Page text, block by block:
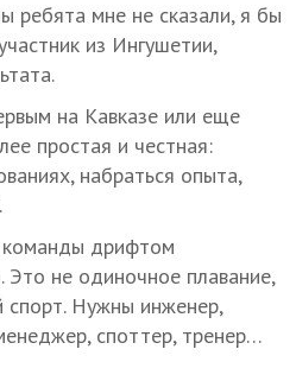
ребята мне не сказали, я бы
из Ингушетии,
на Кавказе или еще
простая и честная:
набраться опыта,
дрифтом
Это не одиночное плавание,
Нужны инженер,
споттер, тренер…